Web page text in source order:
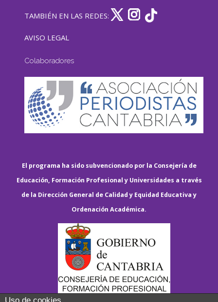
TAMBIÉN EN LAS REDES:
AVISO LEGAL
Colaboradores
El programa ha sido subvencionado por la Consejería de
Educación, Formación Profesional y Universidades a través
de la Dirección General de Calidad y Equidad Educativa y
Ordenación Académica.